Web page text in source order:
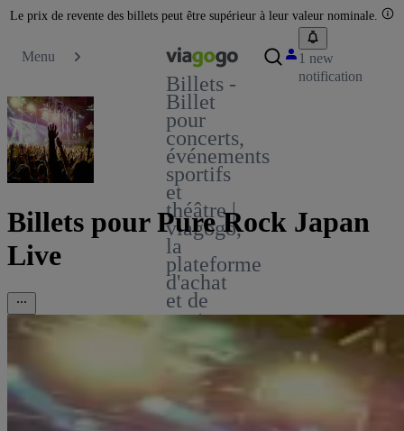
Le prix de revente des billets peut être supérieur à leur valeur nominale.
Menu
Billets -
Billet
pour
concerts,
événements
sportifs
et
théâtre |
viagogo,
la
plateforme
d'achat
et de
vente
de
billets
1 new
notification
Billets pour Pure Rock Japan
Live